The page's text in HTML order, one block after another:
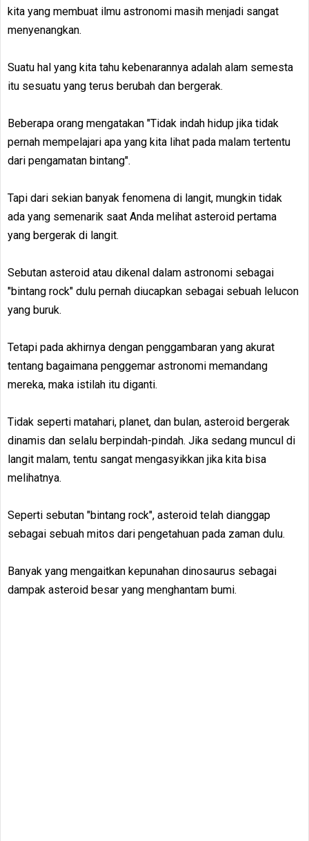
kita yang membuat ilmu astronomi masih menjadi sangat
menyenangkan.
Suatu hal yang kita tahu kebenarannya adalah alam semesta
itu sesuatu yang terus berubah dan bergerak.
Beberapa orang mengatakan "Tidak indah hidup jika tidak
pernah mempelajari apa yang kita lihat pada malam tertentu
dari pengamatan bintang".
Tapi dari sekian banyak fenomena di langit, mungkin tidak
ada yang semenarik saat Anda melihat asteroid pertama
yang bergerak di langit.
Sebutan asteroid atau dikenal dalam astronomi sebagai
"bintang rock" dulu pernah diucapkan sebagai sebuah lelucon
yang buruk.
Tetapi pada akhirnya dengan penggambaran yang akurat
tentang bagaimana penggemar astronomi memandang
mereka, maka istilah itu diganti.
Tidak seperti matahari, planet, dan bulan, asteroid bergerak
dinamis dan selalu berpindah-pindah. Jika sedang muncul di
langit malam, tentu sangat mengasyikkan jika kita bisa
melihatnya.
Seperti sebutan "bintang rock", asteroid telah dianggap
sebagai sebuah mitos dari pengetahuan pada zaman dulu.
Banyak yang mengaitkan kepunahan dinosaurus sebagai
dampak asteroid besar yang menghantam bumi.